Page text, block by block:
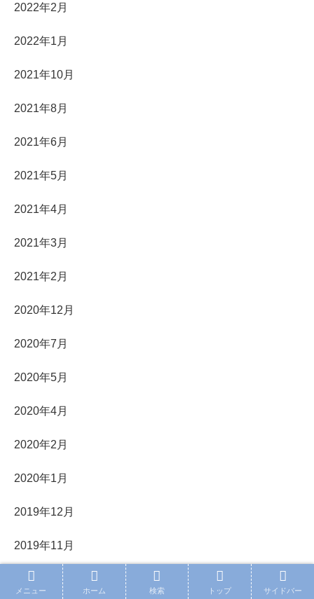
2022年2月
2022年1月
2021年10月
2021年8月
2021年6月
2021年5月
2021年4月
2021年3月
2021年2月
2020年12月
2020年7月
2020年5月
2020年4月
2020年2月
2020年1月
2019年12月
2019年11月
2019年10月
メニュー ホーム 検索 トップ サイドバー